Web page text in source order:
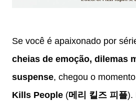
Se você é apaixonado por
cheias de emoção, dilemas
suspense, chegou o
Kills People (메리 킬즈 피플).